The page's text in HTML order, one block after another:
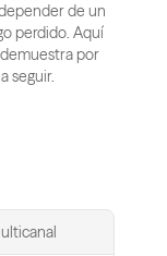
de un
perdido. Aquí
por
seguir.